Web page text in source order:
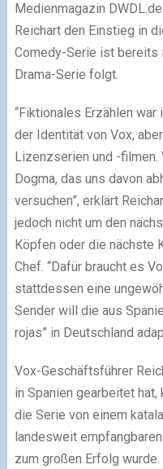
Medienmagazin
Reichart den Einstieg in
Comedy-Serie ist bereits
Drama-Serie folgt.
“Fiktionales Erzählen
der Identität von Vox,
Lizenzserien und -filmen.
Dogma, das uns davon
versuchen”, erklärt
jedoch nicht um den
Köpfen oder die nächste
Chef. “Dafür braucht es
stattdessen eine
Sender will die aus
rojas” in Deutschland
Vox-Geschäftsführer
in Spanien gearbeitet
die Serie von einem
landesweit
zum großen Erfolg wurde.